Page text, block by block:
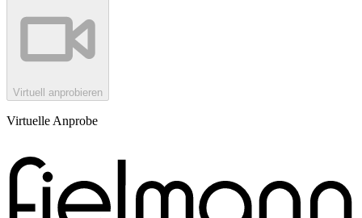
Virtuell anprobieren
Virtuelle Anprobe